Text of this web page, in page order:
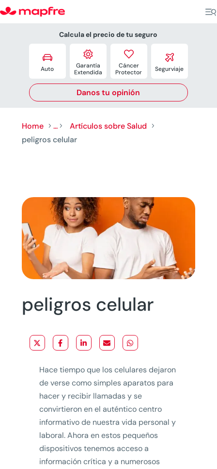
Calcula el precio de tu seguro

Auto

Garantía
Extendida

Cáncer
Protector

Segurviaje
Danos tu opinión
Home 5 ... 5 Artículos sobre Salud 5
peligros celular
peligros celular
Hace tiempo que los celulares dejaron
de verse como simples aparatos para
hacer y recibir llamadas y se
convirtieron en el auténtico centro
informativo de nuestra vida personal y
laboral. Ahora en estos pequeños
dispositivos tenemos acceso a
información crítica y a numerosos